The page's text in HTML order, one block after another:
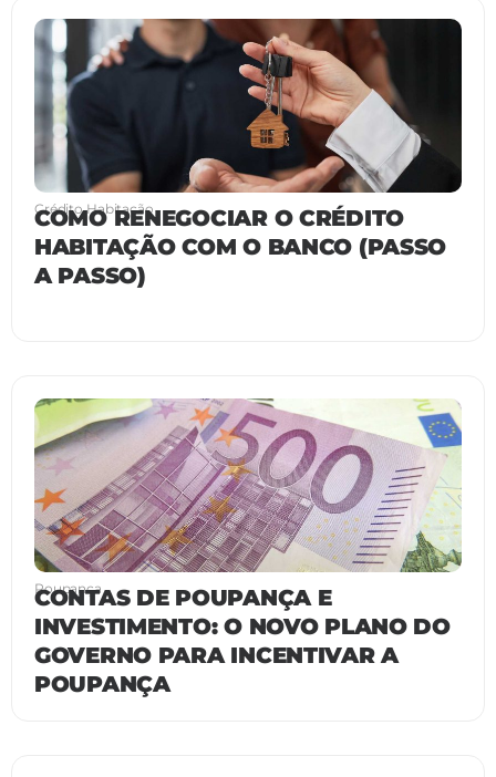
Crédito Habitação
COMO RENEGOCIAR O CRÉDITO
HABITAÇÃO COM O BANCO (PASSO
A PASSO)
Poupança
CONTAS DE POUPANÇA E
INVESTIMENTO: O NOVO PLANO DO
GOVERNO PARA INCENTIVAR A
POUPANÇA